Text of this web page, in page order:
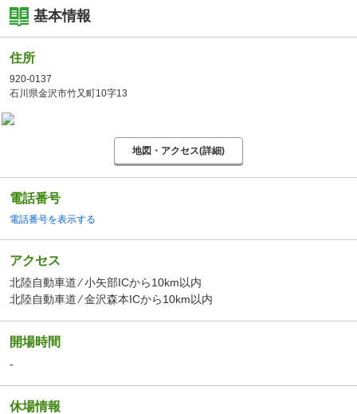
基本情報
住所
920-0137
石川県金沢市竹又町10字13
地図・アクセス(詳細)
電話番号
電話番号を表示する
アクセス
北陸自動車道 ⁄ 小矢部ICから10km以内
北陸自動車道 ⁄ 金沢森本ICから10km以内
開場時間
-
休場情報